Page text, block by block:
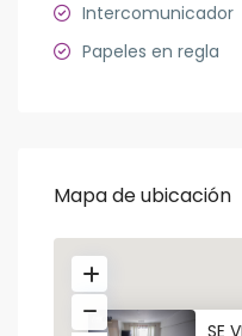
Intercomunicador
Papeles en regla
Mapa de ubicación